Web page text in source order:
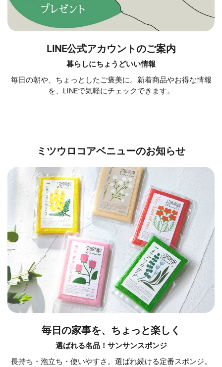
LINE公式アカウントのご案内
暮らしにちょうどいい情報
毎日の朝や、ちょっとしたご褒美に。新着商品やお得な情報
を、LINEで気軽にチェックできます。
ミツウロコアベニューのお知らせ
毎日の家事を、ちょっと楽しく
選ばれる名品！サンサンスポンジ
長持ち・泡立ち・使いやすさ。選ばれ続ける定番スポンジ。